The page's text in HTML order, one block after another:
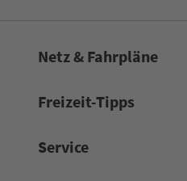
Netz & Fahrpläne
Frei­zeit-Tipps
Service